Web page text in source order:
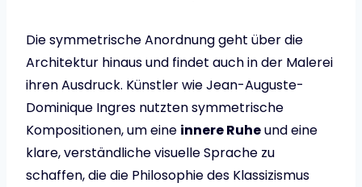
Die symmetrische Anordnung geht über die
Architektur hinaus und findet auch in der Malerei
ihren Ausdruck. Künstler wie Jean-Auguste-
Dominique Ingres nutzten symmetrische
Kompositionen, um eine innere Ruheund eine
klare, verständliche visuelle Sprache zu
schaffen, die die Philosophie des Klassizismus